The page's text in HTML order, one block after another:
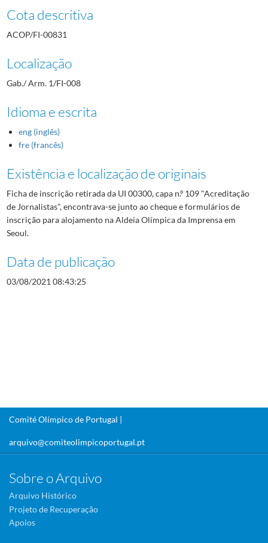
Cota descritiva
ACOP/FI-00831
Localização
Gab./ Arm. 1/FI-008
Idioma e escrita
eng (inglês)
fre (francês)
Existência e localização de originais
Ficha de inscrição retirada da UI 00300, capa n.º 109 "Acreditação
de Jornalistas", encontrava-se junto ao cheque e formulários de
inscrição para alojamento na Aldeia Olímpica da Imprensa em
Seoul.
Data de publicação
03/08/2021 08:43:25
Comité Olímpico de Portugal |
arquivo@comiteolimpicoportugal.pt
Sobre o Arquivo
Arquivo Histórico
Projeto de Recuperação
Apoios